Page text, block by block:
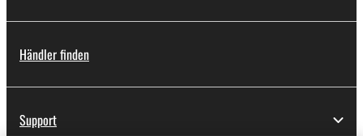
Händler finden
Support